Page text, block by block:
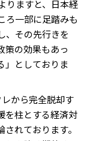
りますと、日本経
ろ一部に足踏みも
、その先行きを
策の効果もあっ
」としておりま
から完全脱却す
を柱とする経済対
れております。